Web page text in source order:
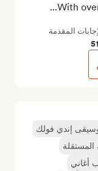
إندي فولك
أغاني
With
المقدمة